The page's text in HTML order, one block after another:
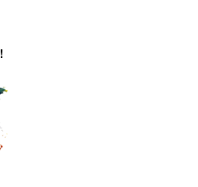
lớp gold Fin không những giúp
quả hoạt động. Từ đó , cũng
kha khá chi phí hóa đơn tiền